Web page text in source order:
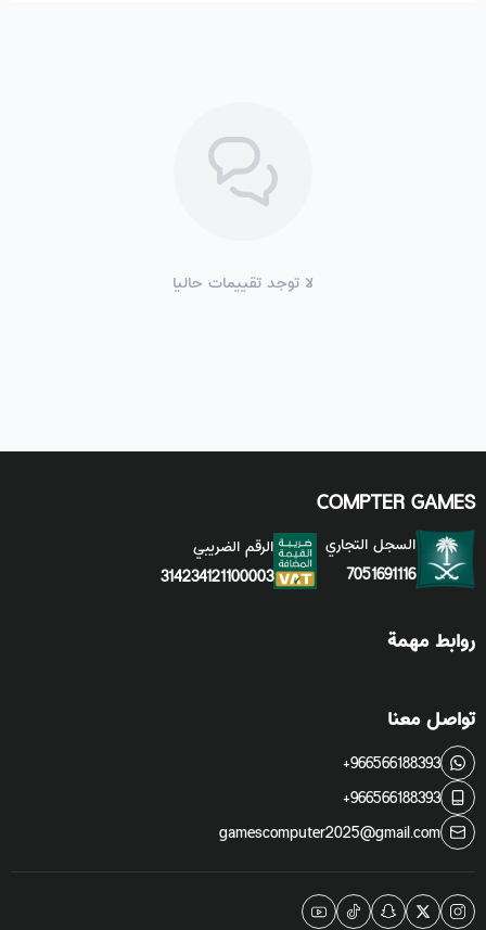
لا توجد تقييمات حاليا
COMPTER GAMES
السجل التجاري
7051691116
الرقم الضريبي
314234121100003
روابط مهمة
تواصل معنا
+966566188393
+966566188393
gamescomputer2025@gmail.com